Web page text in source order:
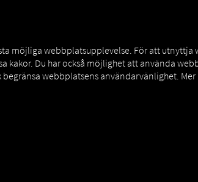
möjliga webbplatsupplevelse. För att utnyttja
kakor. Du har också möjlighet att använda
webbplatsens användarvänlighet.